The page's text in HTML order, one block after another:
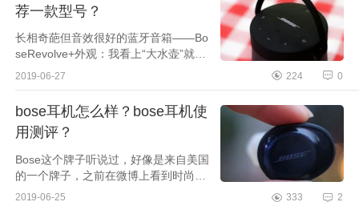
荐一款型号？
长相奇葩但音效很好的蓝牙音箱——Bo
seRevolve+外观：我看上“大水壶”就是
因为它的外观，太有创意了，比常见的
一个水壶那样...
2019-06-27 224 0
bose耳机怎么样？bose耳机使
用测评？
Bose这个牌子听说过，好像是来自美国
的一个牌子，之前在微博上看到时尚博
主或大V们都戴过它家的展品，包装的
2019-06-25 333 2